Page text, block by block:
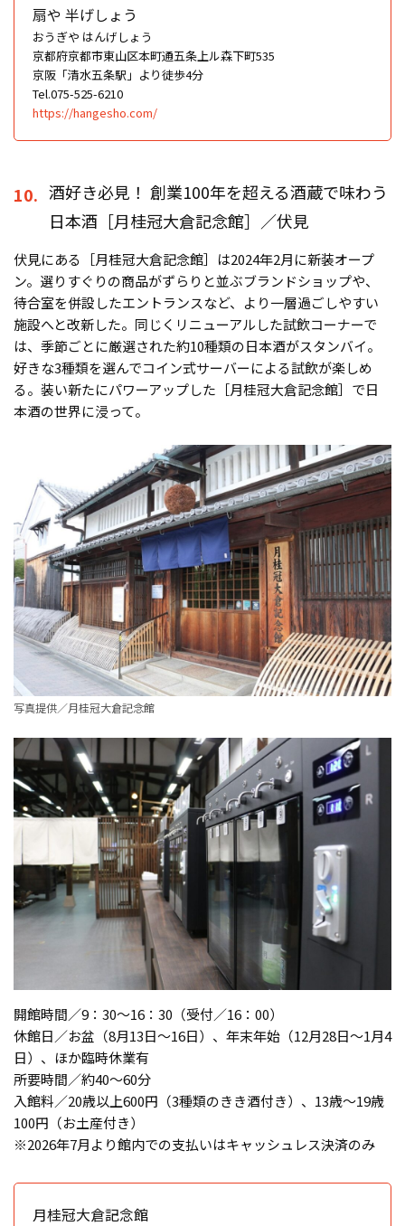
扇や 半げしょう
おうぎや はんげしょう
京都府京都市東山区本町通五条上ル森下町535
京阪「清水五条駅」より徒歩4分
Tel.075-525-6210
https://hangesho.com/
10. 酒好き必見！ 創業100年を超える酒蔵で味わう
日本酒［月桂冠大倉記念館］／伏見
伏見にある［月桂冠大倉記念館］は2024年2月に新装オープ
ン。選りすぐりの商品がずらりと並ぶブランドショップや、
待合室を併設したエントランスなど、より一層過ごしやすい
施設へと改新した。同じくリニューアルした試飲コーナーで
は、季節ごとに厳選された約10種類の日本酒がスタンバイ。
好きな3種類を選んでコイン式サーバーによる試飲が楽しめ
る。装い新たにパワーアップした［月桂冠大倉記念館］で日
本酒の世界に浸って。
写真提供／月桂冠大倉記念館
開館時間／9：30～16：30（受付／16：00）
休館日／お盆（8月13日～16日）、年末年始（12月28日～1月4
日）、ほか臨時休業有
所要時間／約40〜60分
入館料／20歳以上600円（3種類のきき酒付き）、13歳～19歳
100円（お土産付き）
※2026年7月より館内での支払いはキャッシュレス決済のみ
月桂冠大倉記念館